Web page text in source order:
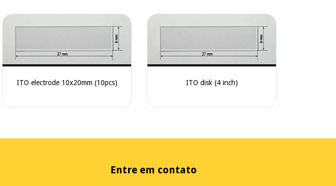
ITO electrode 10x20mm (10pcs) ITO disk (4 inch)
Entre em contato